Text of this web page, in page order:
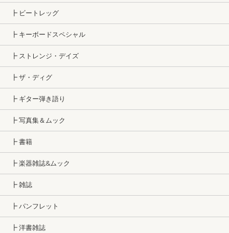
┣ ビートレッグ
┣ キーボードスペシャル
┣ ストレンジ・デイズ
┣ ザ・ディグ
┣ ギター弾き語り
┣ 写真集＆ムック
┣ 書籍
┣ 楽器雑誌&ムック
┣ 雑誌
┣ パンフレット
┣ 洋書雑誌